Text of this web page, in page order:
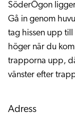
SöderÖgon
Gå in genom
tag hissen upp
höger när du
trapporna upp,
vänster efter
Adress